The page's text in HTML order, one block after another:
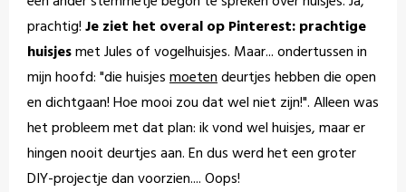
prachtig!Je ziet het overal op Pinterest: prachtige
huisjesmet Jules of vogelhuisjes. Maar... ondertussen in
mijn hoofd: "die huisjesmoetendeurtjes hebben die open
en dichtgaan! Hoe mooi zou dat wel niet zijn!". Alleen was
het probleem met dat plan: ik vond wel huisjes, maar er
hingen nooit deurtjes aan. En dus werd het een groter
DIY-projectje dan voorzien.... Oops!